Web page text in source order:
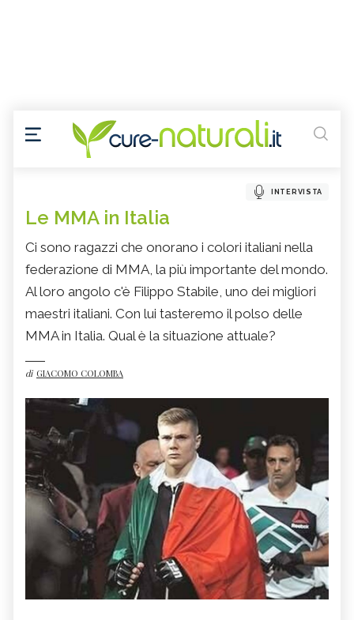
INTERVISTA
Le MMA in Italia
Ci sono ragazzi che onorano i colori italiani nella
federazione di MMA, la più importante del mondo.
Al loro angolo c'è Filippo Stabile, uno dei migliori
maestri italiani. Con lui tasteremo il polso delle
MMA in Italia. Qual è la situazione attuale?
di GIACOMO COLOMBA